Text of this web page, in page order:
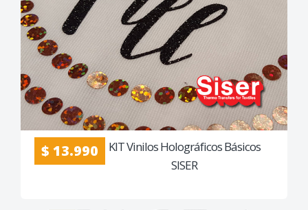
$ 13.990
KIT Vinilos Holográficos Básicos
SISER